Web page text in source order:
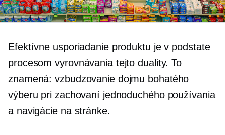
Efektívne usporiadanie produktu je v podstate
procesom vyrovnávania tejto duality. To
znamená: vzbudzovanie dojmu bohatého
výberu pri zachovaní jednoduchého používania
a navigácie na stránke.